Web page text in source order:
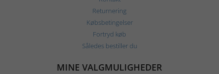
Returnering
Købsbetingelser
Fortryd køb
Således bestiller du
MINE VALGMULIGHEDER